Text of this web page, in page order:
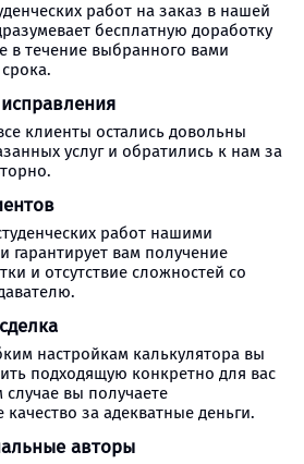
работ на заказ в нашей
бесплатную доработку
в течение выбранного вами
клиенты остались довольны
услуг и обратились к нам за
работ нашими
гарантирует вам получение
и отсутствие сложностей со
настройкам калькулятора вы
подходящую конкретно для вас
вы получаете
за адекватные деньги.
авторы